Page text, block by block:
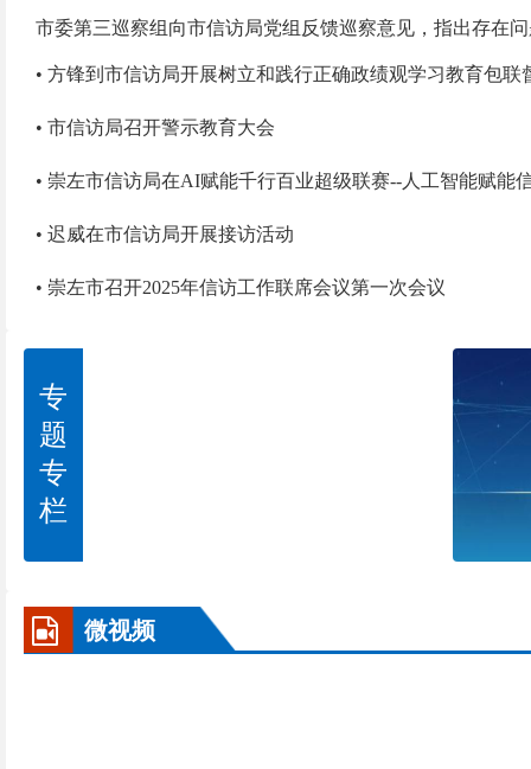
市委第三巡察组向市信访局党组反馈巡察意见，指出存在
• 方锋到市信访局开展树立和践行正确政绩观学习教育包联
• 市信访局召开警示教育大会
• 崇左市信访局在AI赋能千行百业超级联赛--人工智能赋能
• 迟威在市信访局开展接访活动
• 崇左市召开2025年信访工作联席会议第一次会议
专
题
专
栏
微视频